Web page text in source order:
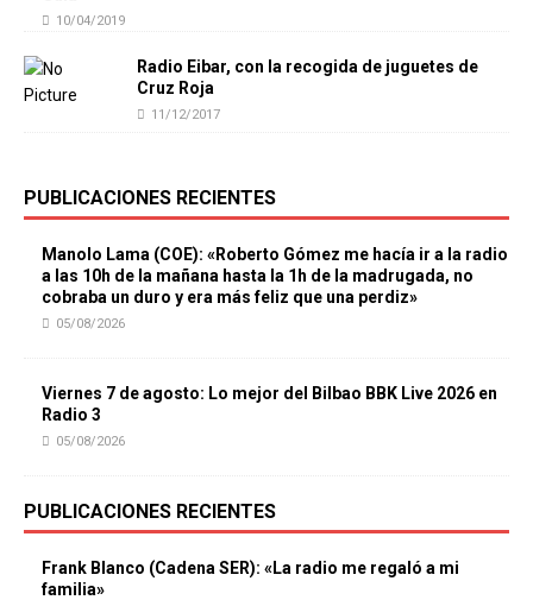
10/04/2019
Radio Eibar, con la recogida de juguetes de
Cruz Roja
11/12/2017
PUBLICACIONES RECIENTES
Manolo Lama (COE): «Roberto Gómez me hacía ir a la radio
a las 10h de la mañana hasta la 1h de la madrugada, no
cobraba un duro y era más feliz que una perdiz»
05/08/2026
Viernes 7 de agosto: Lo mejor del Bilbao BBK Live 2026 en
Radio 3
05/08/2026
PUBLICACIONES RECIENTES
Frank Blanco (Cadena SER): «La radio me regaló a mi
familia»